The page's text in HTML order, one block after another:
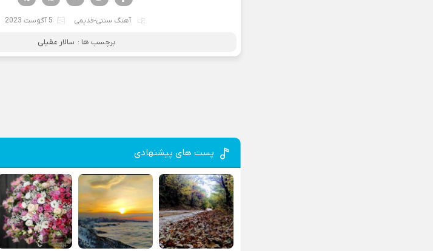
آهنگ سنتی-قدیمی 5 آگوست 2023
برچسب ها : سالار عقیلی
پست های پیشنهادی